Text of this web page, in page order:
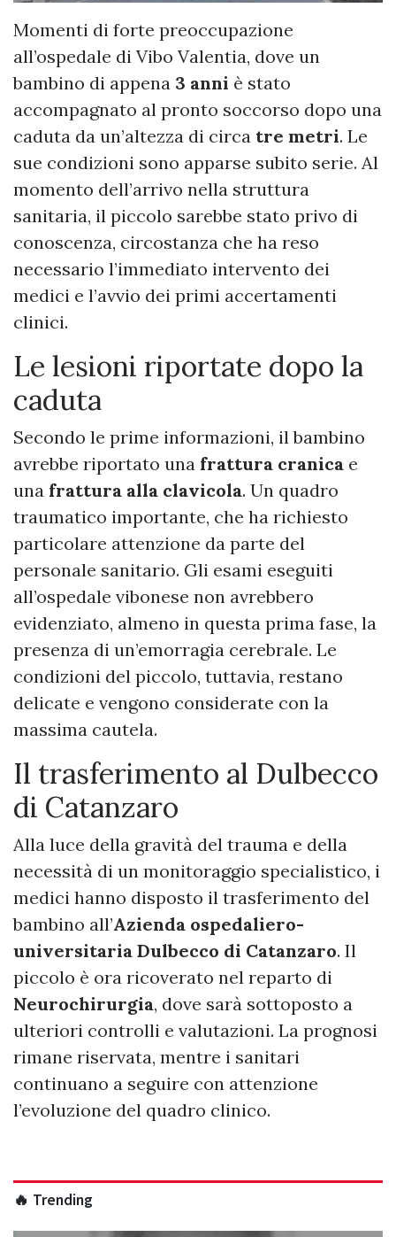
Momenti di forte preoccupazione
all’ospedale di Vibo Valentia, dove un
bambino di appena 3 anni è stato
accompagnato al pronto soccorso dopo una
caduta da un’altezza di circa tre metri. Le
sue condizioni sono apparse subito serie. Al
momento dell’arrivo nella struttura
sanitaria, il piccolo sarebbe stato privo di
conoscenza, circostanza che ha reso
necessario l’immediato intervento dei
medici e l’avvio dei primi accertamenti
clinici.
Le lesioni riportate dopo la
caduta
Secondo le prime informazioni, il bambino
avrebbe riportato una frattura cranica e
una frattura alla clavicola. Un quadro
traumatico importante, che ha richiesto
particolare attenzione da parte del
personale sanitario. Gli esami eseguiti
all’ospedale vibonese non avrebbero
evidenziato, almeno in questa prima fase, la
presenza di un’emorragia cerebrale. Le
condizioni del piccolo, tuttavia, restano
delicate e vengono considerate con la
massima cautela.
Il trasferimento al Dulbecco
di Catanzaro
Alla luce della gravità del trauma e della
necessità di un monitoraggio specialistico, i
medici hanno disposto il trasferimento del
bambino all’Azienda ospedaliero-
universitaria Dulbecco di Catanzaro. Il
piccolo è ora ricoverato nel reparto di
Neurochirurgia, dove sarà sottoposto a
ulteriori controlli e valutazioni. La prognosi
rimane riservata, mentre i sanitari
continuano a seguire con attenzione
l’evoluzione del quadro clinico.
🔥 Trending